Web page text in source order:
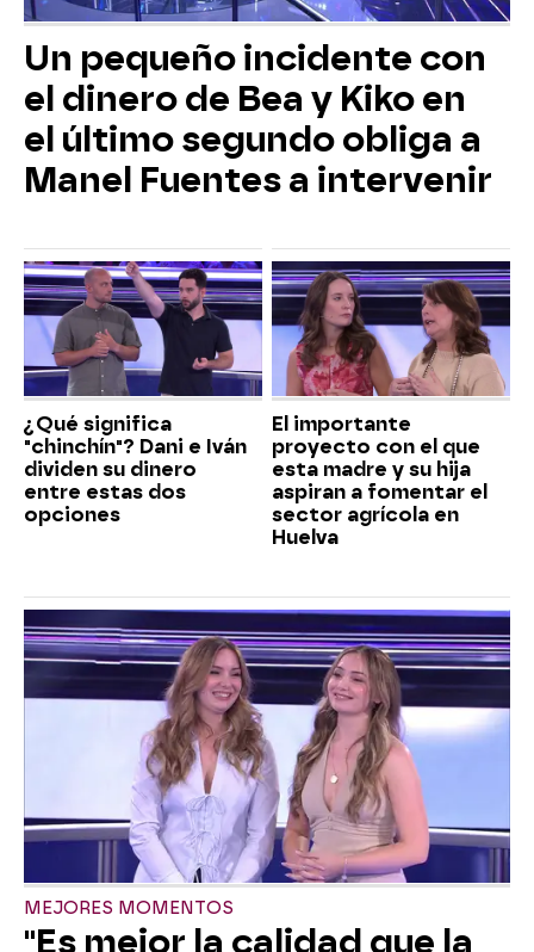
Un pequeño incidente con
el dinero de Bea y Kiko en
el último segundo obliga a
Manel Fuentes a intervenir
¿Qué significa
"chinchín"? Dani e Iván
dividen su dinero
entre estas dos
opciones
El importante
proyecto con el que
esta madre y su hija
aspiran a fomentar el
sector agrícola en
Huelva
MEJORES MOMENTOS
"Es mejor la calidad que la